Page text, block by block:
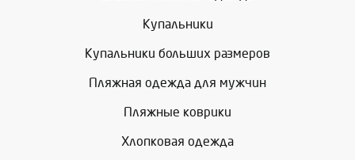
Купальники
Купальники больших размеров
Пляжная одежда для мужчин
Пляжные коврики
Хлопковая одежда